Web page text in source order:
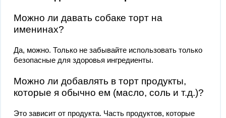
Можно ли давать собаке торт на
именинах?
Да, можно. Только не забывайте использовать только
безопасные для здоровья ингредиенты.
Можно ли добавлять в торт продукты,
которые я обычно ем (масло, соль и т.д.)?
Это зависит от продукта. Часть продуктов, которые